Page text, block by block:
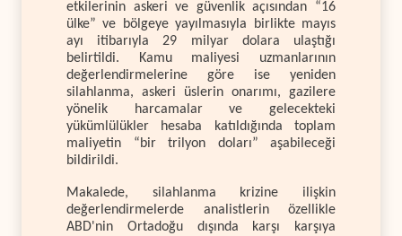
etkilerinin askeri ve güvenlik açısından “16
ülke” ve bölgeye yayılmasıyla birlikte mayıs
ayı itibarıyla 29 milyar dolara ulaştığı
belirtildi. Kamu maliyesi uzmanlarının
değerlendirmelerine göre ise yeniden
silahlanma, askeri üslerin onarımı, gazilere
yönelik harcamalar ve gelecekteki
yükümlülükler hesaba katıldığında toplam
maliyetin “bir trilyon doları” aşabileceği
bildirildi.
Makalede, silahlanma krizine ilişkin
değerlendirmelerde analistlerin özellikle
ABD'nin Ortadoğu dışında karşı karşıya